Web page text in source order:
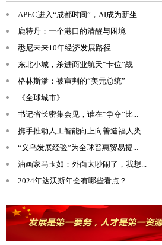
APEC进入“成都时间”，AI成为新坐...
鹿特丹：一个港口的清醒与困境
悉尼未来10年经济发展路径
东北小城，杀进商业航天“卡位”战
格林斯潘：被审判的“美元总统”
《全球城市》
书记省长密集会见，谁在“争夺”比...
携手推动人工智能向上向善造福人类
“义乌发展经验”为全球普惠贸易提...
油画家马玉如：外面太吵闹了，我想...
2024年达沃斯年会有哪些看点？